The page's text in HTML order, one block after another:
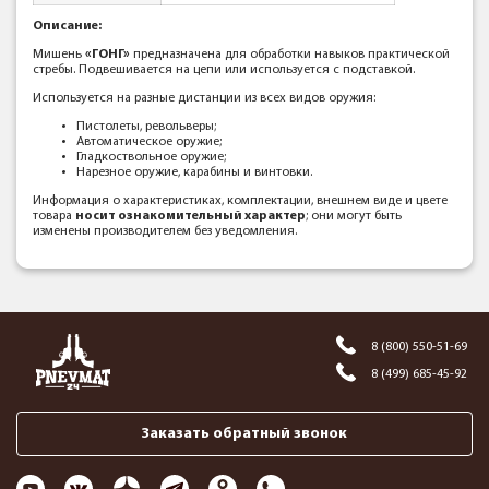
Описание:
Мишень «ГОНГ» предназначена для обработки навыков практической
стребы. Подвешивается на цепи или используется с подставкой.
Используется на разные дистанции из всех видов оружия:
Пистолеты, револьверы;
Автоматическое оружие;
Гладкоствольное оружие;
Нарезное оружие, карабины и винтовки.
Информация о характеристиках, комплектации, внешнем виде и цвете
товара носит ознакомительный характер; они могут быть
изменены производителем без уведомления.
8 (800) 550-51-69
8 (499) 685-45-92
Заказать обратный звонок